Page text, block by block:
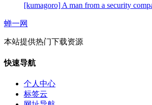
[kumagoro] A man from a security
蝉一网
本站提供热门下载资源
快速导航
个人中心
标签云